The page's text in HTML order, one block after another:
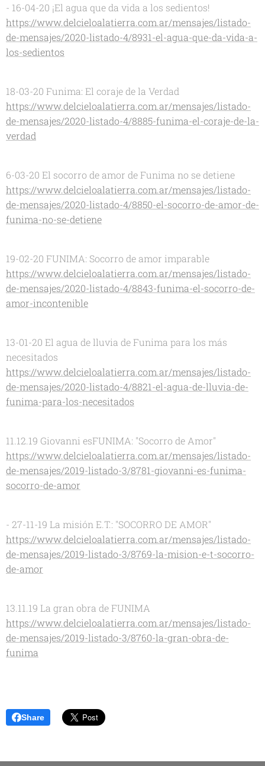
- 16-04-20 ¡El agua que da vida a los sedientos!
https://www.delcieloalatierra.com.ar/mensajes/listado-
de-mensajes/2020-listado-4/8931-el-agua-que-da-vida-a-
los-sedientos
18-03-20 Funima: El coraje de la Verdad
https://www.delcieloalatierra.com.ar/mensajes/listado-
de-mensajes/2020-listado-4/8885-funima-el-coraje-de-la-
verdad
6-03-20 El socorro de amor de Funima no se detiene
https://www.delcieloalatierra.com.ar/mensajes/listado-
de-mensajes/2020-listado-4/8850-el-socorro-de-amor-de-
funima-no-se-detiene
19-02-20 FUNIMA: Socorro de amor imparable
https://www.delcieloalatierra.com.ar/mensajes/listado-
de-mensajes/2020-listado-4/8843-funima-el-socorro-de-
amor-incontenible
13-01-20 El agua de lluvia de Funima para los más
necesitados
https://www.delcieloalatierra.com.ar/mensajes/listado-
de-mensajes/2020-listado-4/8821-el-agua-de-lluvia-de-
funima-para-los-necesitados
11.12.19 Giovanni esFUNIMA: "Socorro de Amor"
https://www.delcieloalatierra.com.ar/mensajes/listado-
de-mensajes/2019-listado-3/8781-giovanni-es-funima-
socorro-de-amor
- 27-11-19 La misión E.T.: "SOCORRO DE AMOR"
https://www.delcieloalatierra.com.ar/mensajes/listado-
de-mensajes/2019-listado-3/8769-la-mision-e-t-socorro-
de-amor
13.11.19 La gran obra de FUNIMA
https://www.delcieloalatierra.com.ar/mensajes/listado-
de-mensajes/2019-listado-3/8760-la-gran-obra-de-
funima
Share